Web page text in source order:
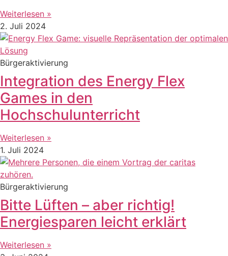
Weiterlesen »
2. Juli 2024
Bürgeraktivierung
Integration des Energy Flex
Games in den
Hochschulunterricht
Weiterlesen »
1. Juli 2024
Bürgeraktivierung
Bitte Lüften – aber richtig!
Energiesparen leicht erklärt
Weiterlesen »